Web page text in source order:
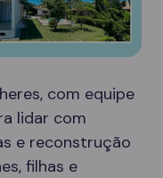
com equipe
lidar com
e reconstrução
filhas e